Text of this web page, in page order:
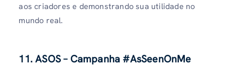
aos criadores e demonstrando sua utilidade no
mundo real.
11. ASOS – Campanha #AsSeenOnMe